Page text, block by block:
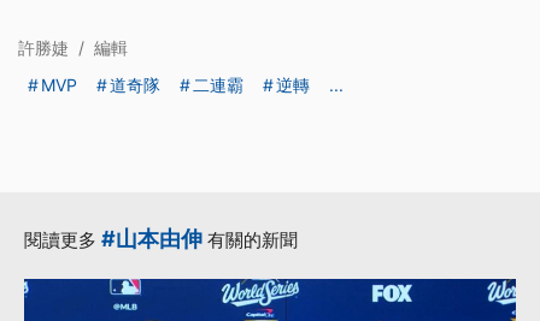
許勝婕 / 編輯
MVP
道奇隊 二連霸 逆轉 ...
閱讀更多 #山本由伸 有關的新聞